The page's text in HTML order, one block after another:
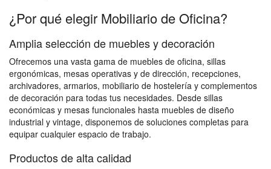
¿Por qué elegir Mobiliario de Oficina?
Amplia selección de muebles y decoración
Ofrecemos una vasta gama de muebles de oficina, sillas
ergonómicas, mesas operativas y de dirección, recepciones,
archivadores, armarios, mobiliario de hostelería y complementos
de decoración para todas tus necesidades. Desde sillas
económicas y mesas funcionales hasta muebles de diseño
industrial y vintage, disponemos de soluciones completas para
equipar cualquier espacio de trabajo.
Productos de alta calidad